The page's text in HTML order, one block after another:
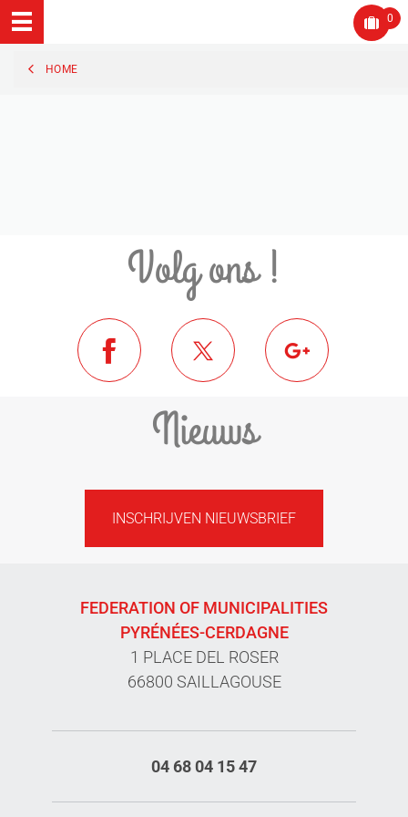
0
HOME
Volg ons !
Nieuws
INSCHRIJVEN NIEUWSBRIEF
FEDERATION OF MUNICIPALITIES
PYRÉNÉES-CERDAGNE
1 PLACE DEL ROSER
66800 SAILLAGOUSE
04 68 04 15 47